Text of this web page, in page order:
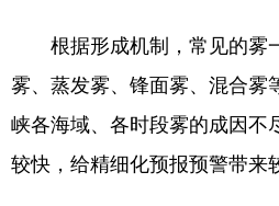
根据形成机制，常见的雾
雾、蒸发雾、锋面雾、混合雾
峡各海域、各时段雾的成因不
较快，给精细化预报预警带来